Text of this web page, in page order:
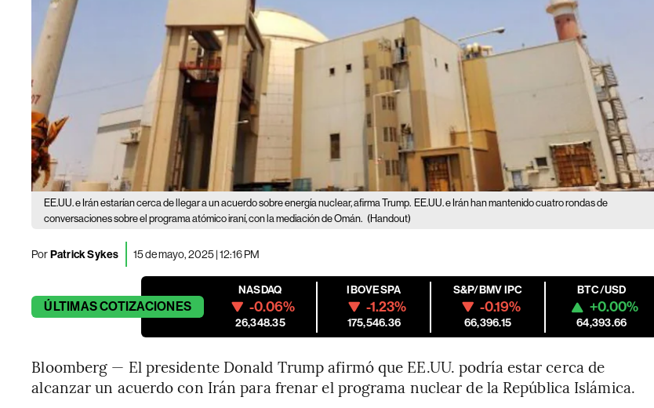
EE.UU. e Irán estarían cerca de llegar a un acuerdo sobre energía nuclear, afirma Trump. EE.UU. e Irán han mantenido cuatro rondas de
conversaciones sobre el programa atómico iraní, con la mediación de Omán. (Handout)
PorPatrick Sykes 15 de mayo, 2025 | 12:16 PM
ÚLTIMASCOTIZACIONES
NASDAQ
-0.06%
26,348.35
IBOVESPA
-1.23%
175,546.36
S&P/BMV IPC
-0.19%
66,396.15
BTC/USD
+0.00%
64,393.66
Bloomberg — El presidente Donald Trump afirmó que EE.UU. podría estar cerca de
alcanzar un acuerdo con Irán para frenar el programa nuclear de la República Islámica.